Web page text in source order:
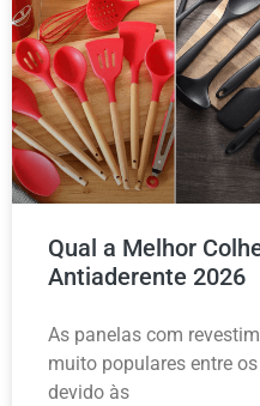
Qual a Melhor
Antiaderente 2026
As panelas com
muito populares entre
devido às